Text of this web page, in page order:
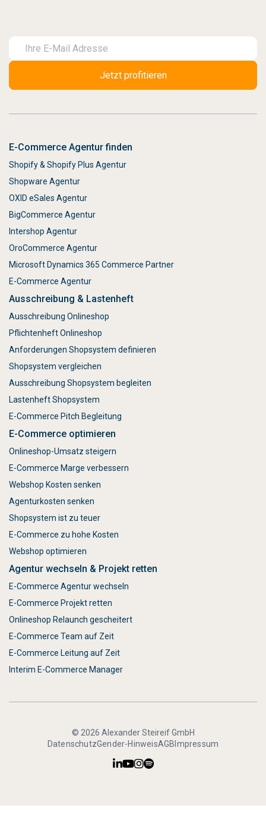
E-Commerce Agentur finden
Shopify & Shopify Plus Agentur
Shopware Agentur
OXID eSales Agentur
BigCommerce Agentur
Intershop Agentur
OroCommerce Agentur
Microsoft Dynamics 365 Commerce Partner
E-Commerce Agentur
Ausschreibung & Lastenheft
Ausschreibung Onlineshop
Pflichtenheft Onlineshop
Anforderungen Shopsystem definieren
Shopsystem vergleichen
Ausschreibung Shopsystem begleiten
Lastenheft Shopsystem
E-Commerce Pitch Begleitung
E-Commerce optimieren
Onlineshop-Umsatz steigern
E-Commerce Marge verbessern
Webshop Kosten senken
Agenturkosten senken
Shopsystem ist zu teuer
E-Commerce zu hohe Kosten
Webshop optimieren
Agentur wechseln & Projekt retten
E-Commerce Agentur wechseln
E-Commerce Projekt retten
Onlineshop Relaunch gescheitert
E-Commerce Team auf Zeit
E-Commerce Leitung auf Zeit
Interim E-Commerce Manager
© 2026 Alexander Steireif GmbH
DatenschutzGender-HinweisAGB Impressum
